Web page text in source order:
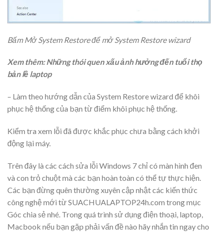
Bấm Mở System Restore để mở System Restore wizard
Xem thêm: Những thói quen xấu ảnh hưởng đến tuổi thọ
bản lề laptop
– Làm theo hướng dẫn của System Restore wizard để khôi
phục hệ thống của bạn từ điểm khôi phục hệ thống.
Kiểm tra xem lỗi đã được khắc phục chưa bằng cách khởi
động lại máy.
Trên đây là các cách sửa lỗi Windows 7 chỉ có màn hình đen
và con trỏ chuột mà các bạn hoàn toàn có thể tự thực hiện.
Các bạn đừng quên thường xuyên cập nhật các kiến thức
công nghệ mới từ SUACHUALAPTOP24h.com trong mục
Góc chia sẻ nhé. Trong quá trình sử dụng điện thoại, laptop,
Macbook nếu bạn gặp phải vấn đề nào hãy nhắn tin ngay cho